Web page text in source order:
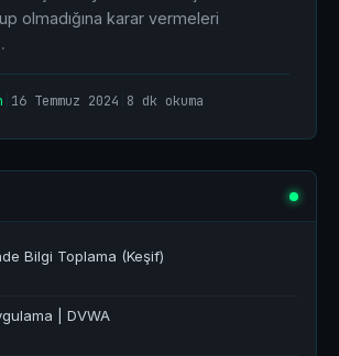
olmadığına karar vermeleri
16 Temmuz 2024 8 dk okuma
Bilgi Toplama (Keşif)
| DVWA